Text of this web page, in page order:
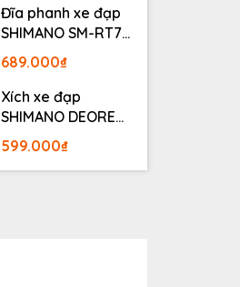
Đĩa phanh xe đạp
SHIMANO SM-RT70
Center lock Fullbox
689.000₫
Xích xe đạp
SHIMANO DEORE
M6100 12S 126L
Fullbox
599.000₫